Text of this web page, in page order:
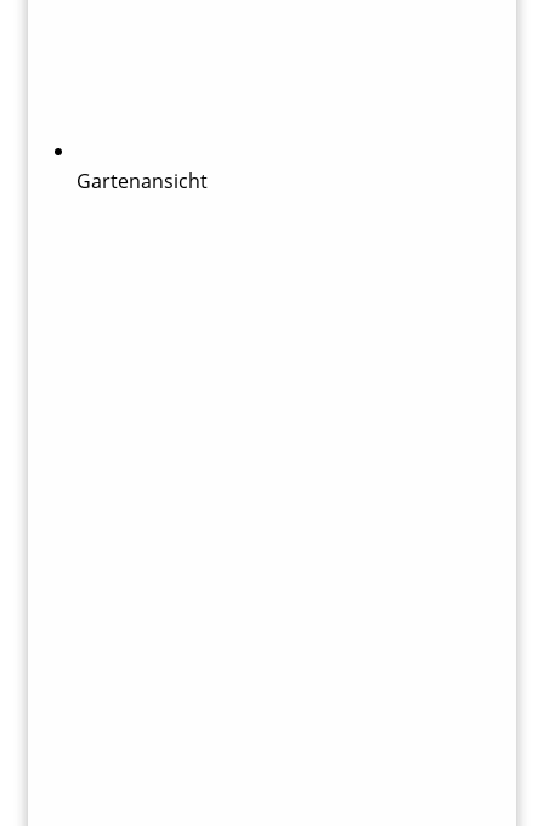
Gartenansicht